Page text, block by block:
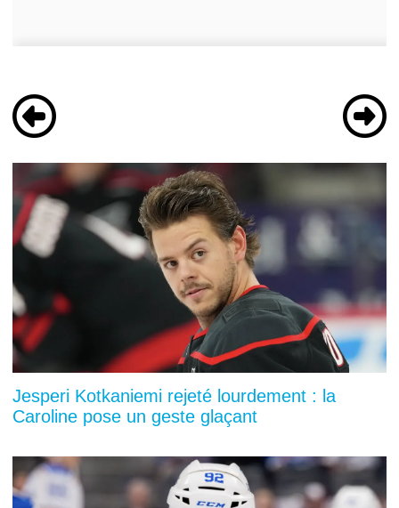
Jesperi Kotkaniemi rejeté lourdement : la
Caroline pose un geste glaçant